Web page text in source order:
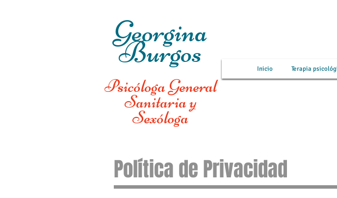
Georgina
Burgos
Psicóloga General
Sanitaria y
Sexóloga
Inicio Terapia
Política de Privacidad